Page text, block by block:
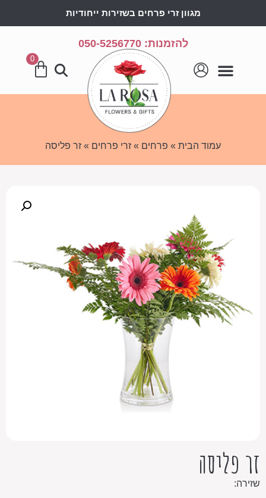
מגוון זרי פרחים בשזירות ייחודיות
להזמנות: 050-5256770
0
עמוד הבית » פרחים » זרי פרחים » זר פליסה
זר פליסה
שזירה: